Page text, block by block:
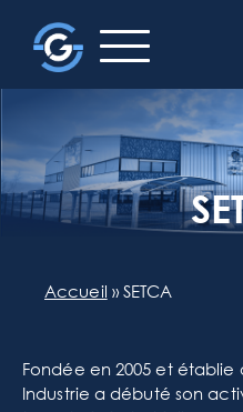
Accueil »SETCA
Fondée en 2005 et établie
Industrie a débuté son